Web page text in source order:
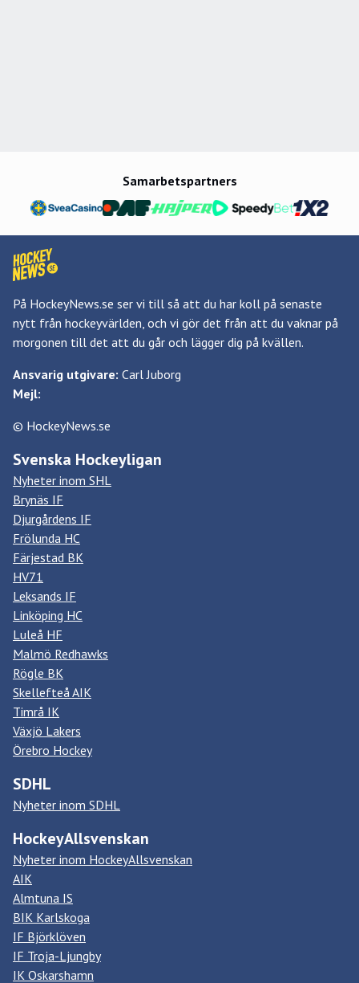
Samarbetspartners
På HockeyNews.se ser vi till så att du har koll på senaste
nytt från hockeyvärlden, och vi gör det från att du vaknar på
morgonen till det att du går och lägger dig på kvällen.
Ansvarig utgivare: Carl Juborg
Mejl:
© HockeyNews.se
Svenska Hockeyligan
Nyheter inom SHL
Brynäs IF
Djurgårdens IF
Frölunda HC
Färjestad BK
HV71
Leksands IF
Linköping HC
Luleå HF
Malmö Redhawks
Rögle BK
Skellefteå AIK
Timrå IK
Växjö Lakers
Örebro Hockey
SDHL
Nyheter inom SDHL
HockeyAllsvenskan
Nyheter inom HockeyAllsvenskan
AIK
Almtuna IS
BIK Karlskoga
IF Björklöven
IF Troja-Ljungby
IK Oskarshamn